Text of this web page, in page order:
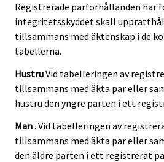
Registrerade parförhållanden har
integritetsskyddet skall
tillsammans med äktenskap i de
tabellerna.
HustruVid tabelleringen av
tillsammans med äkta par eller
hustru den yngre parten i ett
Man. Vid tabelleringen av
tillsammans med äkta par eller
den äldre parten i ett registrerat